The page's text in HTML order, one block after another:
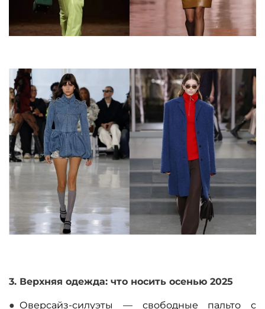
3. Верхняя одежда: что носить осенью 2025
Оверсайз-силуэты —свободные пальто с